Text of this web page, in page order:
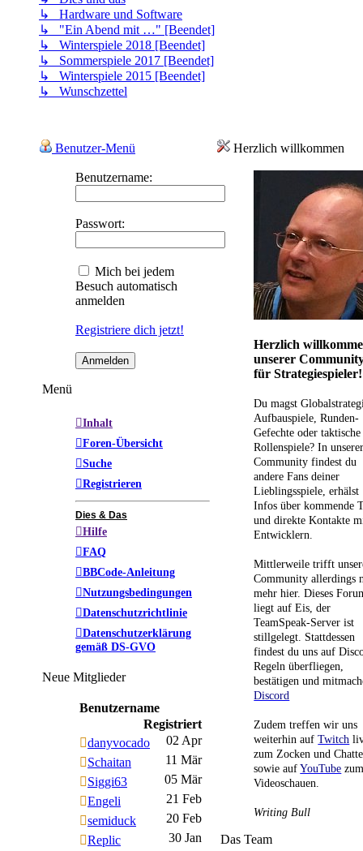
↳ Hardware und Software
↳ "Ein Abend mit …" [Beendet]
↳ Winterspiele 2018 [Beendet]
↳ Sommerspiele 2017 [Beendet]
↳ Winterspiele 2015 [Beendet]
↳ Wunschzettel
Benutzer-Menü
Benutzername:
Passwort:
Mich bei jedem
Besuch automatisch
anmelden
Registriere dich jetzt!
Menü
Inhalt
Foren-Übersicht
Suche
Registrieren
Dies & Das
Hilfe
FAQ
BBCode-Anleitung
Nutzungsbedingungen
Datenschutzrichtlinie
Datenschutzerklärung
gemäß DS-GVO
Neue Mitglieder
Benutzername
Registriert
danyvocado
02 Apr
Schaitan
11 Mär
Siggi63
05 Mär
Engeli
21 Feb
semiduck
20 Feb
Replic
30 Jan
Herzlich willkommen
Herzlich
unserer
für Strategiespieler!
Du magst
Aufbauspiele, Runden-
Gefechte oder taktische
Rollenspiele? In
Community findest du
andere Fans deiner
Lieblingsspiele, erhälst
Infos über kommende
und direkte Kontakte
Entwicklern.
Mittlerweile trifft
Community allerdings
mehr hier. Dieses
liegt auf Eis, der
TeamSpeak-Server ist
stillgelegt. Stattdessen
findest du uns auf
Regeln überfliegen,
bestätigen und
Discord
Zudem treffen wir uns
weiterhin aufTwitch
zum Zocken und
sowie aufYouTube
Videoschauen.
Writing Bull
Das Team